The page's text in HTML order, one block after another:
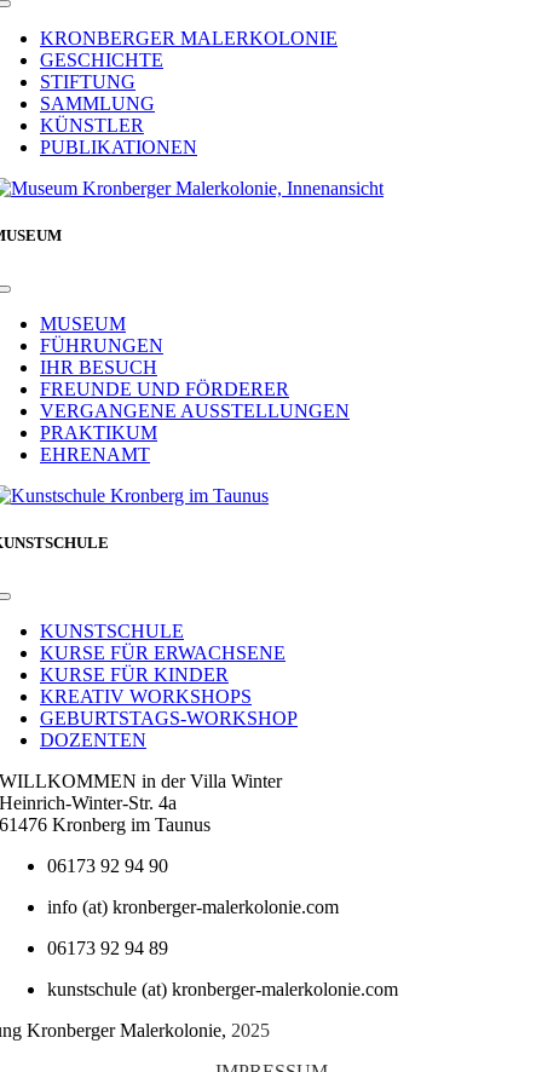
Toggle
NavigationKRONBERGER MALERKOLONIE
GESCHICHTE
STIFTUNG
SAMMLUNG
KÜNSTLER
PUBLIKATIONEN
Toggle
NavigationMUSEUM
FÜHRUNGEN
IHR BESUCH
FREUNDE UND FÖRDERER
VERGANGENE AUSSTELLUNGEN
PRAKTIKUM
EHRENAMT
Toggle
NavigationKUNSTSCHULE
KURSE FÜR ERWACHSENE
KURSE FÜR KINDER
KREATIV WORKSHOPS
GEBURTSTAGS-WORKSHOP
DOZENTEN
WILLKOMMEN in der Villa Winter
Heinrich-Winter-Str. 4a
61476 Kronberg im Taunus
06173 92 94 90
info (at) kronberger-malerkolonie.com
06173 92 94 89
kunstschule (at) kronberger-malerkolonie.com
Kronberger Malerkolonie, 2025